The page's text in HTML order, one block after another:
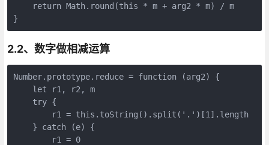
    return Math.round(this * m + arg2 * m) / m
}
2.2、数字做相减运算
Number.prototype.reduce = function (arg2) {
    let r1, r2, m
    try {
        r1 = this.toString().split('.')[1].length
    } catch (e) {
        r1 = 0